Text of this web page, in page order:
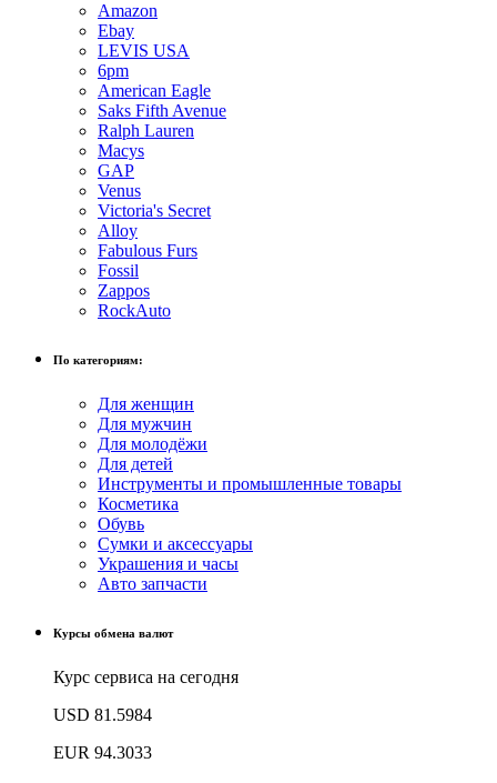
Amazon
Ebay
LEVIS USA
6pm
American Eagle
Saks Fifth Avenue
Ralph Lauren
Macys
GAP
Venus
Victoria's Secret
Alloy
Fabulous Furs
Fossil
Zappos
RockAuto
По категориям:
Для женщин
Для мужчин
Для молодёжи
Для детей
Инструменты и промышленные товары
Косметика
Обувь
Сумки и аксессуары
Украшения и часы
Авто запчасти
Курсы обмена валют
Курс сервиса на сегодня
USD 81.5984
EUR 94.3033